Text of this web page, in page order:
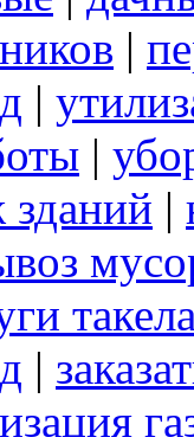
|
|
|
|
|